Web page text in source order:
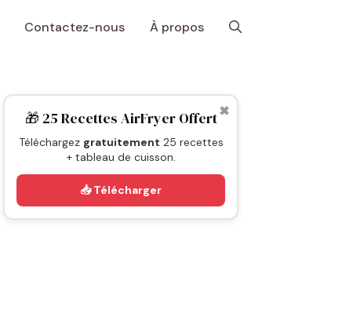
Contactez-nous À propos
✖
🎁 25 Recettes AirFryer Offert
Téléchargez gratuitement 25 recettes
+ tableau de cuisson.
📥 Télécharger